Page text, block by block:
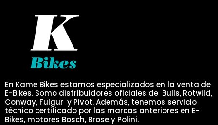
En Kame Bikes estamos especializados en la venta de
E-Bikes. Somo distribuidores oficiales de Bulls, Rotwild,
Conway, Fulgur y Pivot. Además, tenemos servicio
técnico certificado por las marcas anteriores en E-
Bikes, motores Bosch, Brose y Polini.